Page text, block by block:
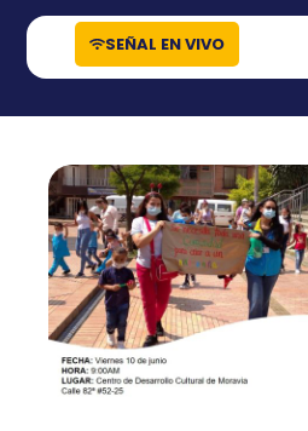
contenido
SEÑAL EN VIVO